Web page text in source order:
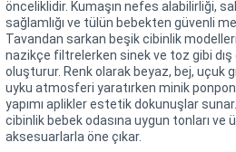
önceliklidir. Kumaşın nefes alabilirliği,
sağlamlığı ve tülün bebekten güvenli
Tavandan sarkan beşik cibinlik
nazikçe filtrelerken sinek ve toz gibi
oluşturur. Renk olarak beyaz, bej, uçuk
uyku atmosferi yaratırken minik
yapımı aplikler estetik dokunuşlar
cibinlik bebek odasına uygun tonları ve
aksesuarlarla öne çıkar.